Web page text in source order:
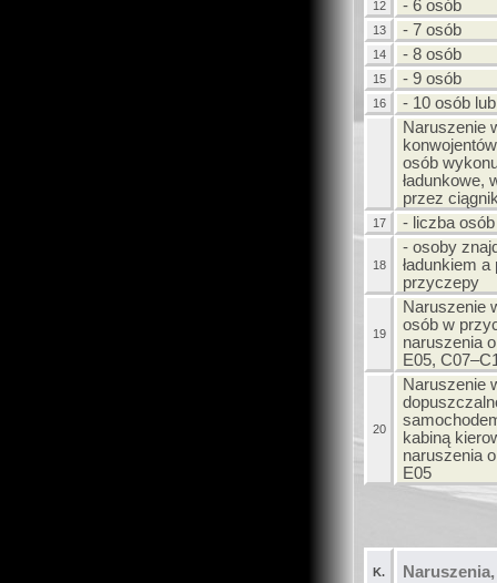
12 - 6 osób
13 - 7 osób
14 - 8 osób
15 - 9 osób
16
- 10 osób
Naruszenie
osób
ładunkowe,
przez
17 - liczba
18
- osoby
ładunkiem
przyczepy
19
Naruszenie
osób w
naruszenia
E05,
20
Naruszenie
kabiną
naruszenia
E05
K.